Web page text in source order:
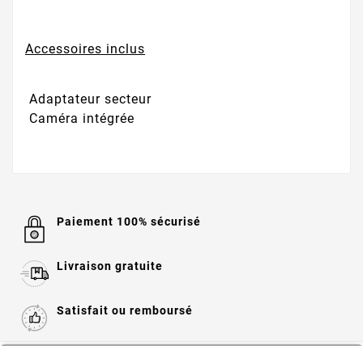
Accessoires inclus
Adaptateur secteur
Caméra intégrée
Paiement 100% sécurisé
Livraison gratuite
Satisfait ou remboursé